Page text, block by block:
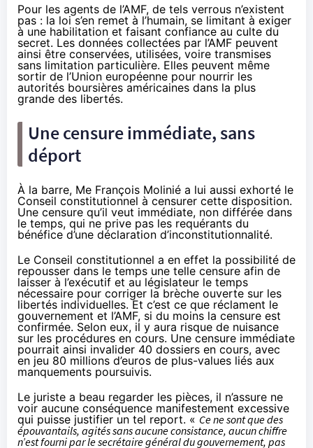
Pour les agents de l’AMF, de tels verrous n’existent
pas : la loi s’en remet à l’humain, se limitant à exiger
à une habilitation et faisant confiance au culte du
secret. Les données collectées par l’AMF peuvent
ainsi être conservées, utilisées, voire transmises
sans limitation particulière. Elles peuvent même
sortir de l’Union européenne pour nourrir les
autorités boursières américaines dans la plus
grande des libertés.
Une censure immédiate, sans
déport
À la barre, Me François Molinié a lui aussi exhorté le
Conseil constitutionnel à censurer cette disposition.
Une censure qu’il veut immédiate, non différée dans
le temps, qui ne prive pas les requérants du
bénéfice d’une déclaration d’inconstitutionnalité.
Le Conseil constitutionnel a en effet la possibilité de
repousser dans le temps une telle censure afin de
laisser à l’exécutif et au législateur le temps
nécessaire pour corriger la brèche ouverte sur les
libertés individuelles. Et c’est ce que réclament le
gouvernement et l’AMF, si du moins la censure est
confirmée. Selon eux, il y aura risque de nuisance
sur les procédures en cours. Une censure immédiate
pourrait ainsi invalider 40 dossiers en cours, avec
en jeu 80 millions d’euros de plus-values liés aux
manquements poursuivis.
Le juriste a beau regarder les pièces, il n’assure ne
voir aucune conséquence manifestement excessive
qui puisse justifier un tel report. « Ce ne sont que des
épouvantails, agités sans aucune consistance, aucun chiffre
n’est fourni par le secrétaire général du gouvernement, pas